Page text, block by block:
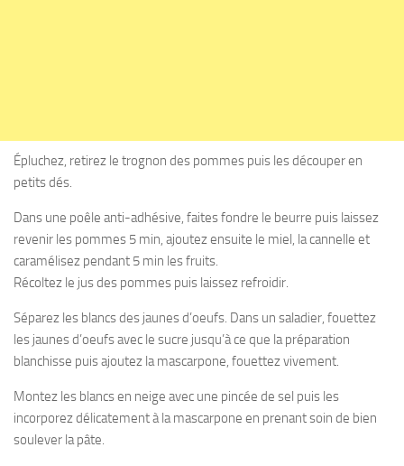
Épluchez, retirez le trognon des pommes puis les découper en
petits dés.
Dans une poêle anti-adhésive, faites fondre le beurre puis laissez
revenir les pommes 5 min, ajoutez ensuite le miel, la cannelle et
caramélisez pendant 5 min les fruits.
Récoltez le jus des pommes puis laissez refroidir.
Séparez les blancs des jaunes d’oeufs. Dans un saladier, fouettez
les jaunes d’oeufs avec le sucre jusqu’à ce que la préparation
blanchisse puis ajoutez la mascarpone, fouettez vivement.
Montez les blancs en neige avec une pincée de sel puis les
incorporez délicatement à la mascarpone en prenant soin de bien
soulever la pâte.